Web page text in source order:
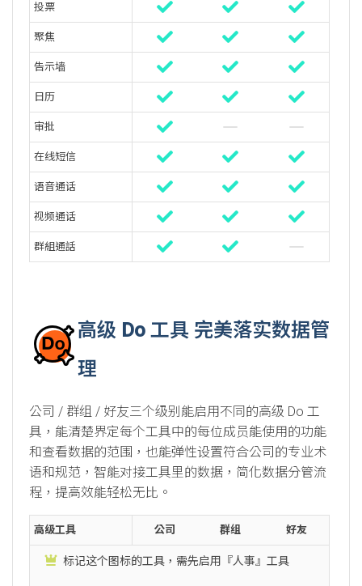
投票
聚焦
告示墙
日历
审批
在线短信
语音通话
视频通话
群組通話
高级 Do 工具 完美落实数据管
理
公司 / 群组 / 好友三个级别能启用不同的高级 Do 工
具，能清楚界定每个工具中的每位成员能使用的功能
和查看数据的范围，也能弹性设置符合公司的专业术
语和规范，智能对接工具里的数据，简化数据分管流
程，提高效能轻松无比。
高级工具 公司 群组 好友
标记这个图标的工具，需先启用『人事』工具